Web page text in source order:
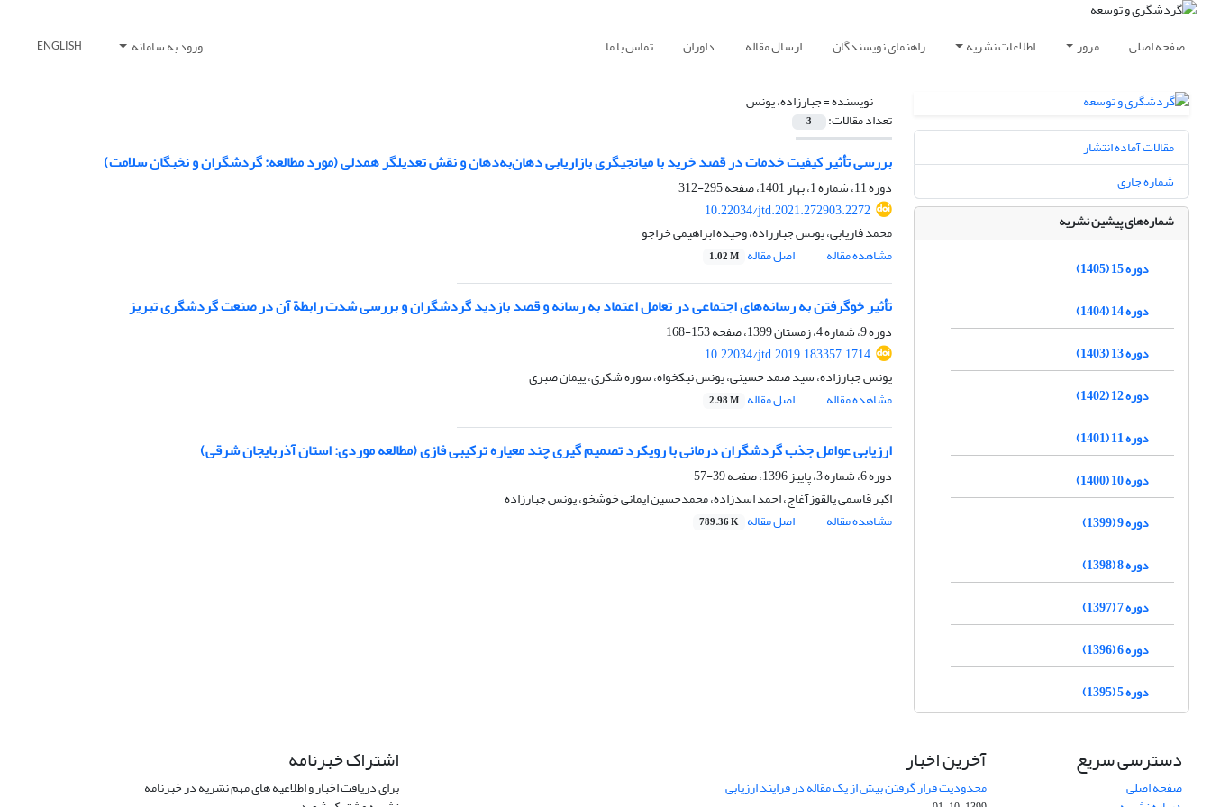
صفحه اصلی مرور اطلاعات نشریه راهنمای نویسندگان ارسال مقاله داوران تماس با ما ورود به سامانه ENGLISH
نویسنده =جبارزاده، یونس
تعداد مقالات: 3
بررسی تأثیر کیفیت‌ خدمات در قصد‌ خرید با میانجیگری بازاریابی دهان‌به‌دهان و نقش تعدیلگر همدلی (مورد مطالعه: گردشگران و نخبگان سلامت)
دوره 11، شماره 1، بهار 1401، صفحه
295-312
10.22034/jtd.2021.272903.2272
محمد فاریابی، یونس جبارزاده، وحیده ابراهیمی خراجو
مشاهده مقاله
اصل مقاله 1.02 M
تأثیر خوگرفتن به رسانه‌های اجتماعی در تعامل اعتماد به رسانه و قصد بازدید گردشگران و بررسی شدت رابطة آن در صنعت گردشگری تبریز
دوره 9، شماره 4، زمستان 1399، صفحه
153-168
10.22034/jtd.2019.183357.1714
یونس جبارزاده، سید صمد حسینی، یونس نیکخواه، سوره شکری، پیمان صبری
مشاهده مقاله
اصل مقاله 2.98 M
ارزیابی عوامل جذب گردشگران درمانی با رویکرد تصمیم گیری چند معیاره ترکیبی فازی (مطالعه موردی: استان آذربایجان شرقی)
دوره 6، شماره 3، پاییز 1396، صفحه
39-57
اکبر قاسمی یالقوزآغاج، احمد اسدزاده، محمدحسین ایمانی خوشخو، یونس جبارزاده
مشاهده مقاله
اصل مقاله 789.36 K
مقالات آماده انتشار
شماره جاری
شماره‌های پیشین نشریه
دوره 15 (1405)
دوره 14 (1404)
دوره 13 (1403)
دوره 12 (1402)
دوره 11 (1401)
دوره 10 (1400)
دوره 9 (1399)
دوره 8 (1398)
دوره 7 (1397)
دوره 6 (1396)
دوره 5 (1395)
دسترسی سریع
صفحه اصلی
آخرین اخبار
محدودیت قرار گرفتن بیش از یک مقاله در فرایند ارزیابی
اشتراک خبرنامه
برای دریافت اخبار و اطلاعیه های مهم نشریه در خبرنامه